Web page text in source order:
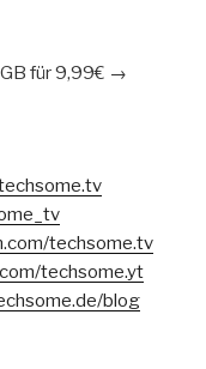
für 9,99€ →
techsome.tv
techsome.yt
blog